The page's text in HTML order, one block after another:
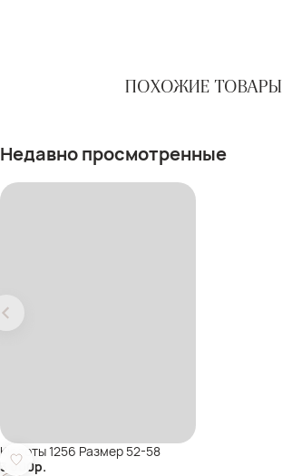
ПОХОЖИЕ ТОВАРЫ
Недавно просмотренные
Кюлоты 1256 Размер 52-58
3 600р.